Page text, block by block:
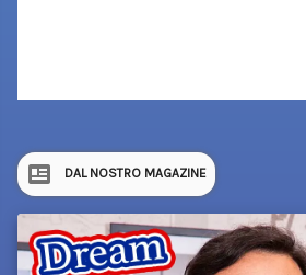
DAL NOSTRO MAGAZINE